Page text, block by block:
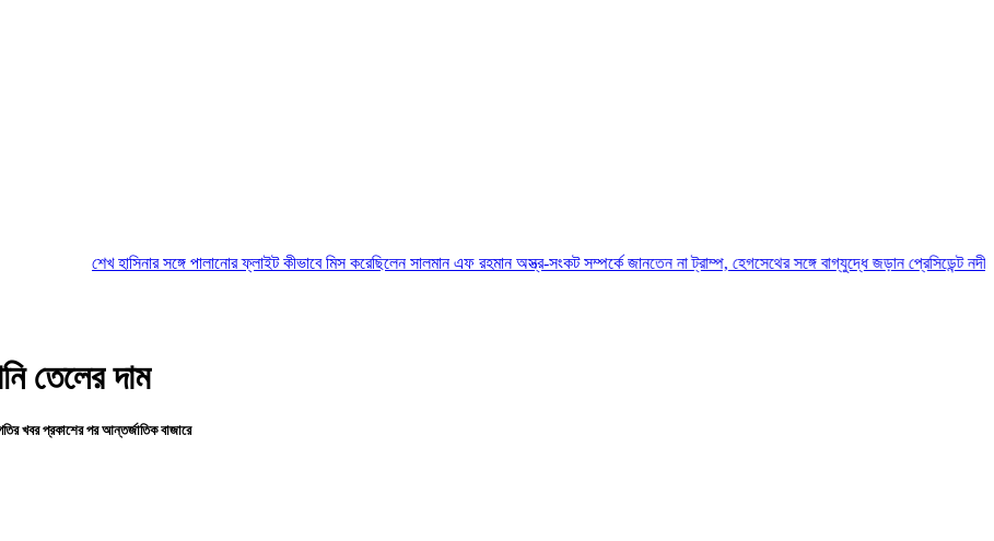
শেখ হাসিনার সঙ্গে পালানোর ফ্লাইট কীভাবে মিস করেছিলেন সালমান এফ রহমানঅস্ত্র-সংকট সম্পর্কে জানতেন না ট্রাম্প, হেগসেথের সঙ্গে বাগ্‌যুদ্ধে জড়ান প্রেসিডেন্টনদীদূষণ রোধে
তেলের দাম
খবর প্রকাশের পর আন্তর্জাতিক বাজারে